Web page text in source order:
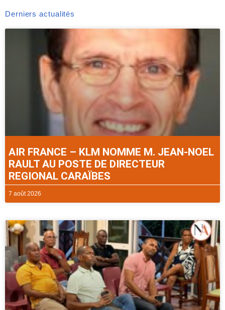
Derniers actualités
AIR FRANCE – KLM NOMME M. JEAN-NOEL
RAULT AU POSTE DE DIRECTEUR
REGIONAL CARAÏBES
7 août 2026